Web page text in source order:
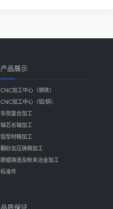
产品展示
CNC加工中心（钢铁）
CNC加工中心（铝/铜）
车铣复合加工
轴芯长轴加工
铝型材精加工
翻砂及压铸精加工
脱蜡铸造及粉末冶金加工
标准件